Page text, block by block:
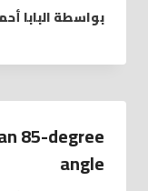
بواسطةالبابا
85-degree
angle